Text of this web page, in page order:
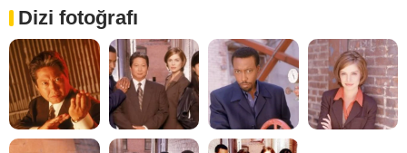
Dizi fotoğrafı